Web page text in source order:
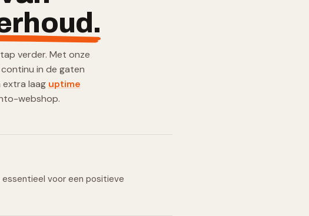
.
verder. Met onze
in de gaten
extra laag uptime
webshop.
voor een positieve